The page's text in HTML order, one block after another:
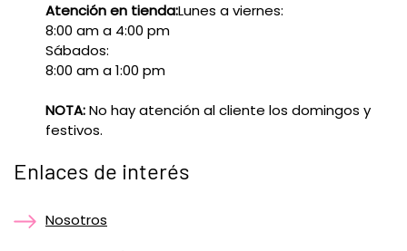
Atención en tienda:Lunes a viernes:
8:00 am a 4:00 pm
Sábados:
8:00 am a 1:00 pm
NOTA:No hay atención al cliente los domingos y
festivos.
Enlaces de interés
Nosotros